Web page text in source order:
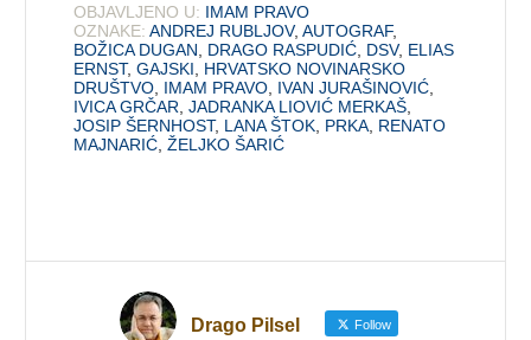
OBJAVLJENO U: IMAM PRAVO
OZNAKE: ANDREJ RUBLJOV,AUTOGRAF,
BOŽICA DUGAN
DRAGO RASPUDIĆ DSV, ELIAS
ERNST,GAJSKI
HRVATSKO NOVINARSKO
DRUŠTVO IMAM PRAVO IVAN JURAŠINOVIĆ
IVICA GRČAR ,JADRANKA LIOVIĆ MERKAŠ
JOSIP ŠERNHOST, LANA ŠTOK PRKA RENATO
MAJNARIĆ ,ŽELJKO ŠARIĆ
Drago Pilsel Follow